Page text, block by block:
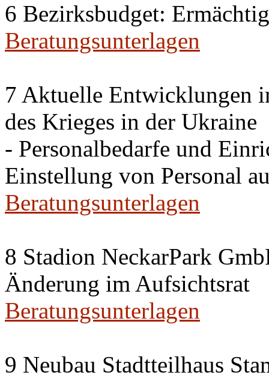
6 Bezirksbudget:
Beratungsunterlagen
7 Aktuelle Entwicklungen
des Krieges in der Ukraine
- Personalbedarfe und
Einstellung von Personal
Beratungsunterlagen
8 Stadion NeckarPark
Änderung im Aufsichtsrat
Beratungsunterlagen
9 Neubau Stadtteilhaus